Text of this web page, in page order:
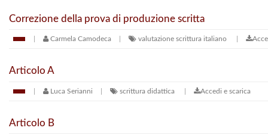
Correzione della prova di produzione scritta
Carmela Camodeca valutazione scrittura italiano
Articolo A
Luca Serianni scrittura didattica Accedi e scarica
Articolo B